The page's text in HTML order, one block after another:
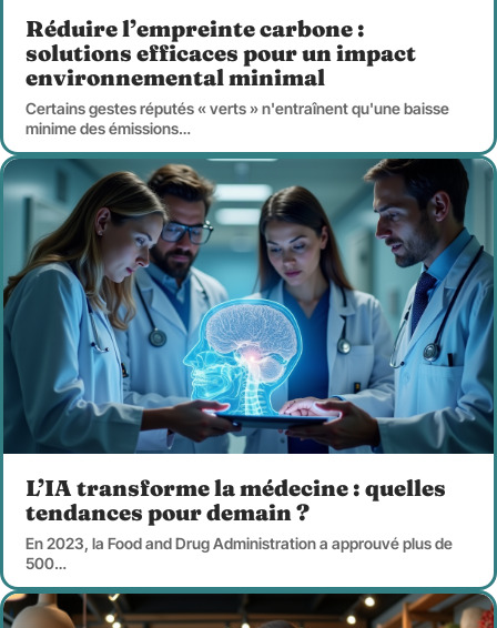
Réduire l’empreinte carbone :
solutions efficaces pour un impact
environnemental minimal
Certains gestes réputés « verts » n'entraînent qu'une baisse
minime des émissions…
L’IA transforme la médecine : quelles
tendances pour demain ?
En 2023, la Food and Drug Administration a approuvé plus de
500…